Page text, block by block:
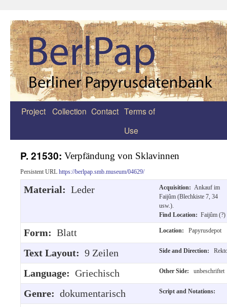
Zum
Project Collection Contact Terms of
Use
P. 21530: Verpfändung von Sklavinnen
Persistent URL https://berlpap.smb.museum/04629/
Material: Leder Acquisition: Ankauf im
Faijûm (Blechkiste 7, 34
usw.).
Find Location: Faijûm (?)
Form: Blatt Location: Papyrusdepot
Text Layout: 9 Zeilen Side and Direction:
Language: Griechisch Other Side: unbeschriftet
Genre: dokumentarisch Script and Notations: